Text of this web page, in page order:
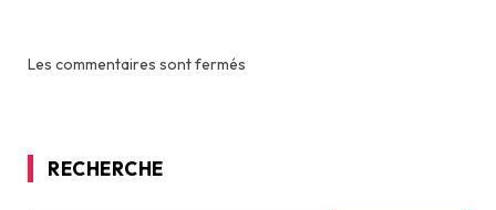
Les commentaires sont fermés
RECHERCHE